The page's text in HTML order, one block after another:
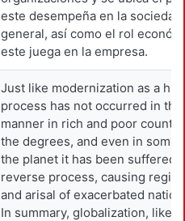
este desempeña en la sociedad
general, así como el rol
este juega en la empresa.
Just like modernization as a
process has not occurred in the
manner in rich and poor
the degrees, and even in some
the planet it has been suffered
reverse process, causing
and arisal of exacerbated
In summary, globalization, like